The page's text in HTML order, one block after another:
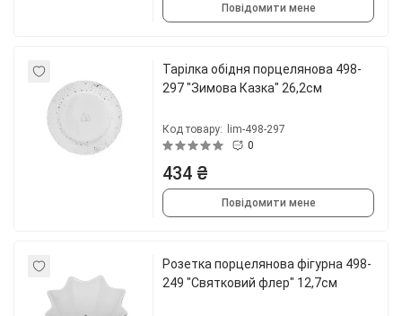
Повідомити мене
Тарілка обідня порцелянова 498-
297 "Зимова Казка" 26,2см
Код товару:
lim-498-297
0
434 ₴
Повідомити мене
Розетка порцелянова фігурна 498-
249 "Святковий флер" 12,7см